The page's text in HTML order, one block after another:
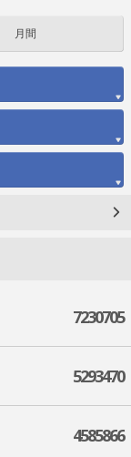
月間
7230705
5293470
4585866